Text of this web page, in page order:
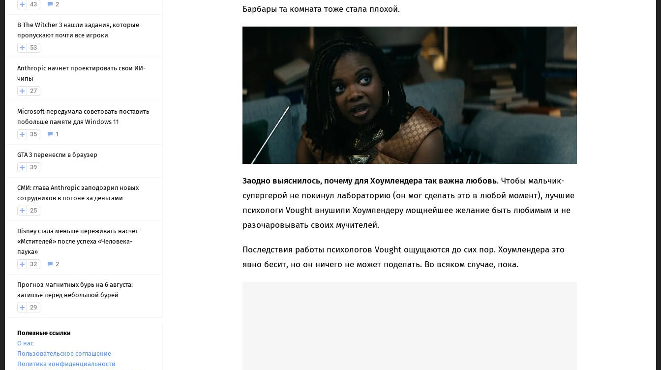
43
2
В The Witcher 3 нашли задания, которые
пропускают почти все игроки
53
Anthropic начнет проектировать свои ИИ-
чипы
27
Microsoft передумала советовать поставить
побольше памяти для Windows 11
35
1
GTA 3 перенесли в браузер
39
СМИ: глава Anthropic заподозрил новых
сотрудников в погоне за деньгами
25
Disney стала меньше переживать насчет
«Мстителей» после успеха «Человека-
паука»
32
2
Прогноз магнитных бурь на 6 августа:
затишье перед небольшой бурей
29
Полезные ссылки
О нас
Пользовательское соглашение
Политика конфиденциальности
Барбары та комната тоже стала плохой.
Заодно выяснилось, почему для Хоумлендера так важна любовь. Чтобы мальчик-
супергерой не покинул лабораторию (он мог сделать это в любой момент), лучшие
психологи Vought внушили Хоумлендеру мощнейшее желание быть любимым и не
разочаровывать своих мучителей.
Последствия работы психологов Vought ощущаются до сих пор. Хоумлендера это
явно бесит, но он ничего не может поделать. Во всяком случае, пока.